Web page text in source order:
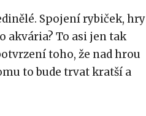
Spojení rybiček, hry
akvária? To asi jen tak
toho, že nad hrou
to bude trvat kratší a